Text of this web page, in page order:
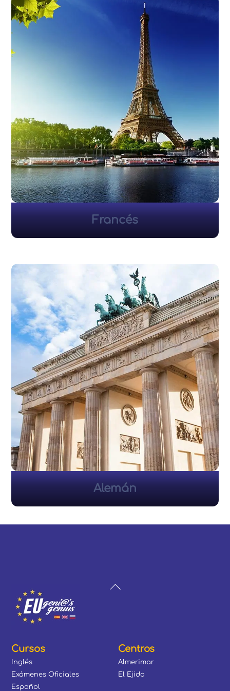
Francés
Alemán
Back
Cursos
Inglés
Exámenes Oficiales
Español
Centros
Almerimar
El Ejido